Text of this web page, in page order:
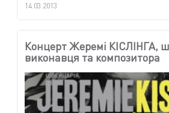
14.03.2013
Концерт Жеремі КІСЛІНГА,
виконавця та композитора